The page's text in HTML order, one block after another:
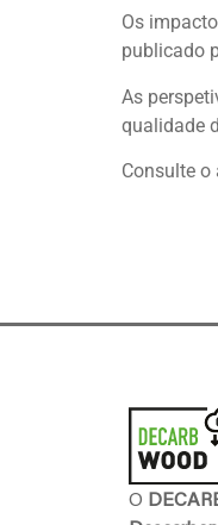
Os
publicado
As
qualidade
Consulte
O